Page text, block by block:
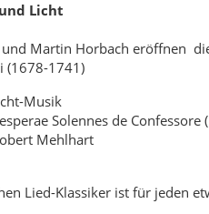
Licht
Martin Horbach eröffnen
(1678-1741)
Musik
Solennes de
Mehlhart
Lied-Klassiker ist für jeden